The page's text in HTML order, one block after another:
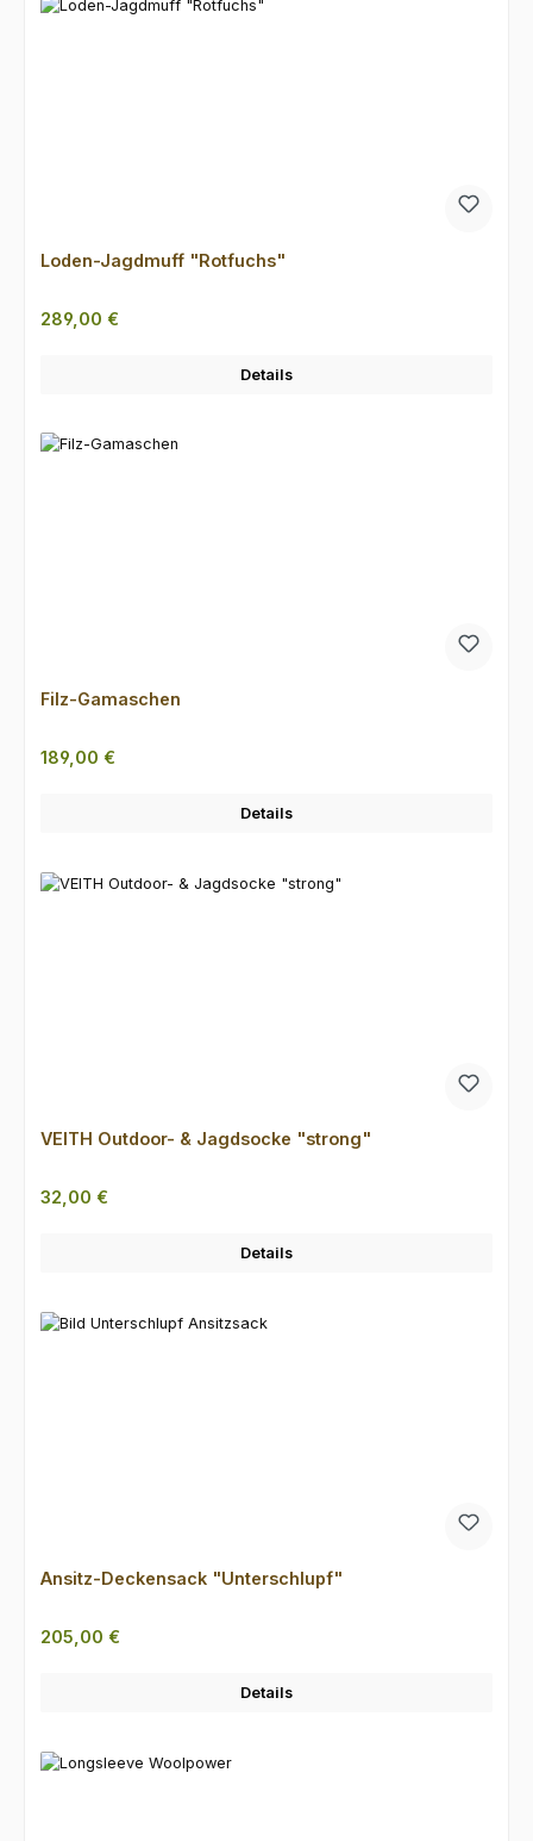
Loden-Jagdmuff "Rotfuchs"
Regulärer Preis:
289,00 €
Details
Filz-Gamaschen
Regulärer Preis:
189,00 €
Details
VEITH Outdoor- & Jagdsocke "strong"
Regulärer Preis:
32,00 €
Details
Ansitz-Deckensack "Unterschlupf"
Regulärer Preis:
205,00 €
Details